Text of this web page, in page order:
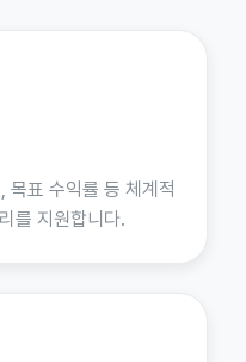
목표 수익률 등 체계적
를 지원합니다.